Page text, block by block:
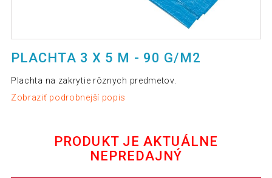
PLACHTA 3 X 5 M - 90 G/M2
Plachta na zakrytie rôznych predmetov.
Zobraziť podrobnejší popis
PRODUKT JE AKTUÁLNE
NEPREDAJNÝ